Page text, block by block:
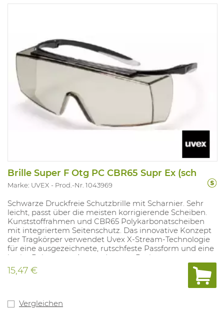
Brille Super F Otg PC CBR65 Supr Ex (sch
Marke: UVEX Prod.-Nr. 1043969
Schwarze Druckfreie Schutzbrille mit Scharnier. Sehr
leicht, passt über die meisten korrigierende Scheiben.
Kunststoffrahmen und CBR65 Polykarbonatscheiben
mit integriertem Seitenschutz. Das innovative Konzept
der Tragkörper verwendet Uvex X-Stream-Technologie
für eine ausgezeichnete, rutschfeste Passform und eine
breite Palette von Anwendungen. Resistent gegen
Staub und Chemikalien spritzen.
15,47 €
Vergleichen